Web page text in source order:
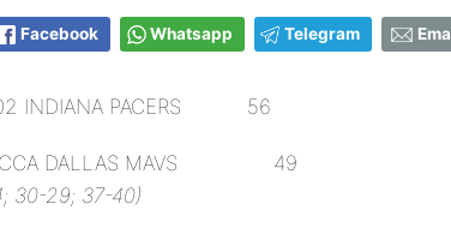
Facebook Whatsapp Telegram
INDIANA PACERS 56
DALLAS MAVS 49
30-29; 37-40)